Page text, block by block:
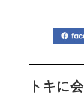
トキに